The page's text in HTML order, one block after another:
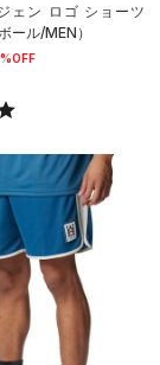
ェン ロゴ ショーツ
ール/MEN）